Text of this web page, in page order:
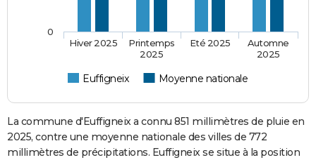
Euffigneix Moyenne nationale
Hiver 2025
Printemps
2025
Eté 2025
Automne
2025
0
La commune d'Euffigneix a connu 851 millimètres de pluie en
2025, contre une moyenne nationale des villes de 772
millimètres de précipitations. Euffigneix se situe à la position